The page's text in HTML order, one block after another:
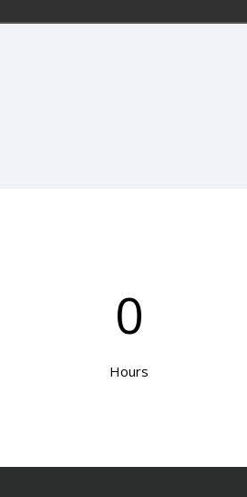
0
Hours